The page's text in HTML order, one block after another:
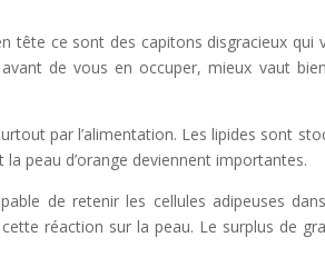
tête ce sont des capitons disgracieux qui
de vous en occuper, mieux vaut
par l’alimentation. Les lipides sont
la peau d’orange deviennent importantes.
de retenir les cellules adipeuses
réaction sur la peau. Le surplus de